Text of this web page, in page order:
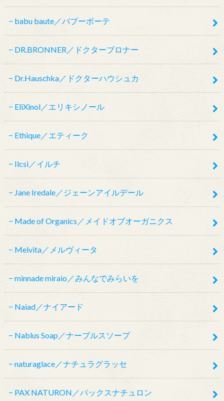
babu baute／バブーボーテ
DR.BRONNER／ドクターブロナー
Dr.Hauschka／ドクターハウシュカ
EliXinol／エリキシノール
Ethique／エティーク
Ilcsi／イルチ
Jane Iredale／ジェーンアイルデール
Made of Organics／メイドオブオーガニクス
Melvita／メルヴィータ
minnade miraio／みんなでみらいを
Naiad／ナイアード
Nablus Soap／ナーブルスソープ
naturaglace／ナチュラグラッセ
PAX NATURON／パックスナチュロン